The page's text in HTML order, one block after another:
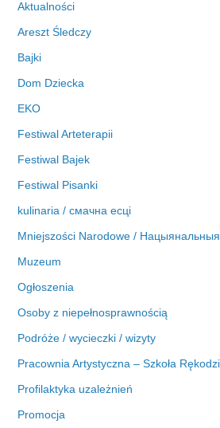
a
Aktualności
Areszt Śledczy
Bajki
Dom Dziecka
EKO
Festiwal Arteterapii
Festiwal Bajek
Festiwal Pisanki
kulinaria / смачна есці
Mniejszości Narodowe /
Muzeum
Ogłoszenia
Osoby z niepełnosprawnością
Podróże / wycieczki / wizyty
Pracownia Artystyczna – Szkoła
Profilaktyka uzależnień
Promocja